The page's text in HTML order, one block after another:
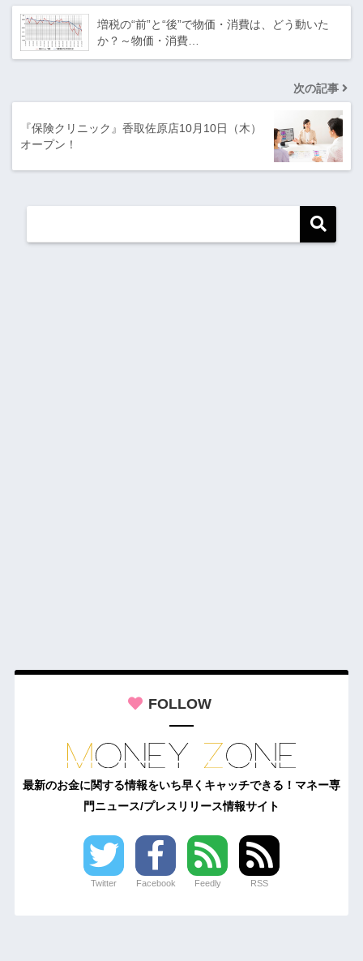
増税の“前”と“後”で物価・消費は、どう動いた
か？～物価・消費…
次の記事
『保険クリニック』香取佐原店10月10日（木）
オープン！
FOLLOW
最新のお金に関する情報をいち早くキャッチできる！マネー専
門ニュース/プレスリリース情報サイト
Twitter Facebook Feedly RSS